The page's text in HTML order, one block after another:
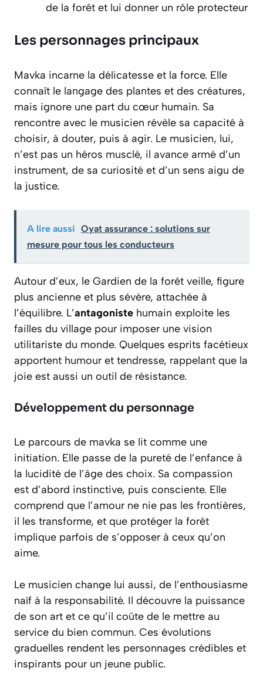
de la forêt et lui donner un rôle protecteur
Les personnages principaux
Mavka incarne la délicatesse et la force. Elle
connaît le langage des plantes et des créatures,
mais ignore une part du cœur humain. Sa
rencontre avec le musicien révèle sa capacité à
choisir, à douter, puis à agir. Le musicien, lui,
n’est pas un héros musclé, il avance armé d’un
instrument, de sa curiosité et d’un sens aigu de
la justice.
A lire aussi Oyat assurance : solutions sur
mesure pour tous les conducteurs
Autour d’eux, le Gardien de la forêt veille, figure
plus ancienne et plus sévère, attachée à
l’équilibre. L’antagoniste humain exploite les
failles du village pour imposer une vision
utilitariste du monde. Quelques esprits facétieux
apportent humour et tendresse, rappelant que la
joie est aussi un outil de résistance.
Développement du personnage
Le parcours de mavka se lit comme une
initiation. Elle passe de la pureté de l’enfance à
la lucidité de l’âge des choix. Sa compassion
est d’abord instinctive, puis consciente. Elle
comprend que l’amour ne nie pas les frontières,
il les transforme, et que protéger la forêt
implique parfois de s’opposer à ceux qu’on
aime.
Le musicien change lui aussi, de l’enthousiasme
naïf à la responsabilité. Il découvre la puissance
de son art et ce qu’il coûte de le mettre au
service du bien commun. Ces évolutions
graduelles rendent les personnages crédibles et
inspirants pour un jeune public.